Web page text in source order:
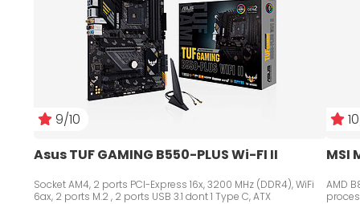
9/10
Asus TUF GAMING B550-PLUS Wi-FI II
Socket AM4, 2 ports PCI-Express 16x, 3200 MHz (DDR4), WiFi
6ax, 2 ports M.2 , 2 ports USB 3.1 dont 1 Type C, ATX
MSI
AMD